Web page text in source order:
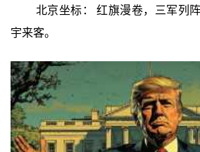
北京坐标： 红旗漫卷，三军列
宇来客。